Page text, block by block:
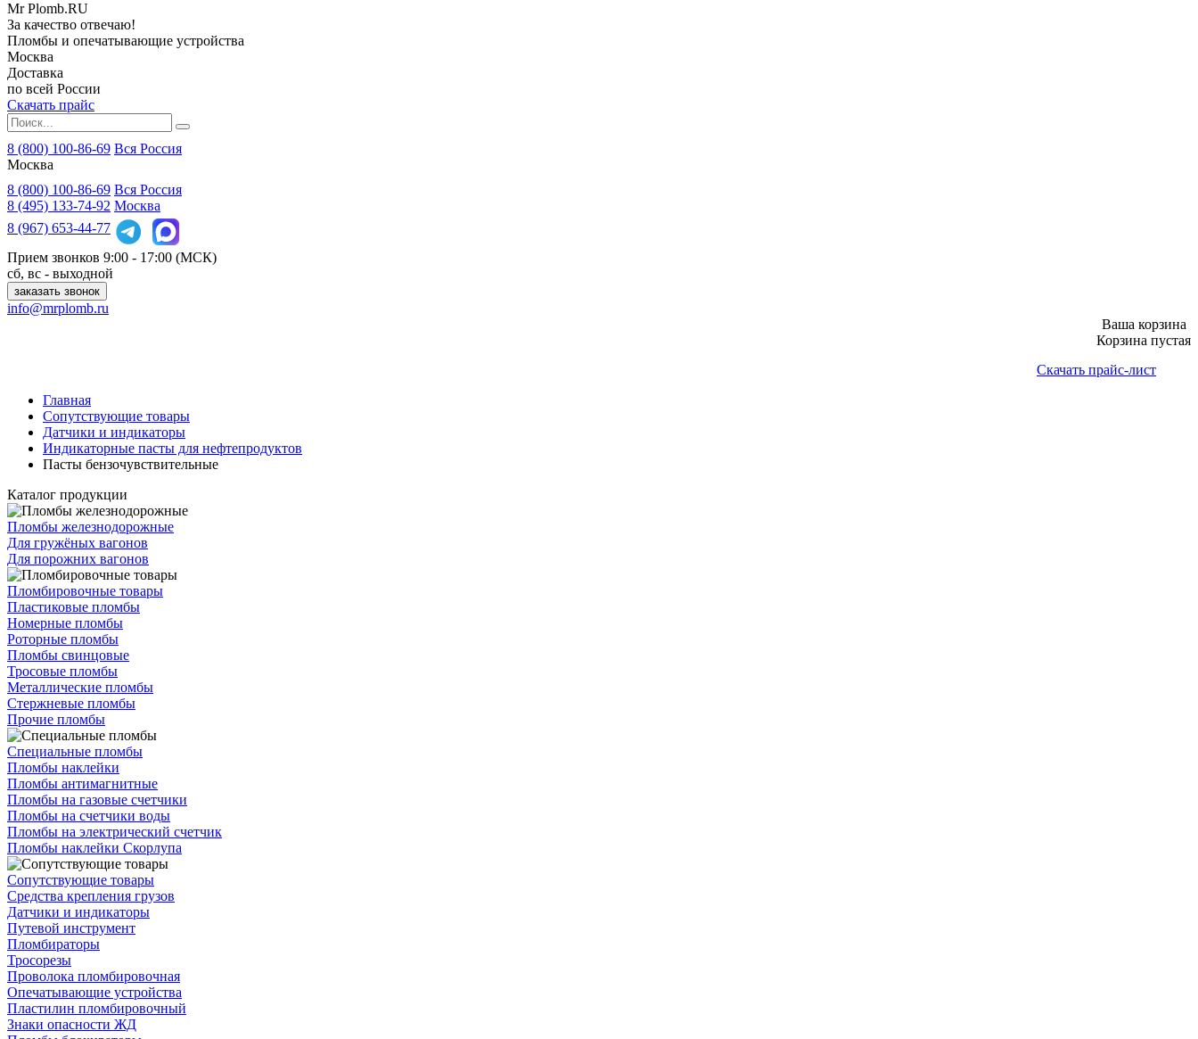
MrPlomb.RU
За качество отвечаю!
Пломбы и опечатывающие устройства
Москва
Доставка
по всей России
Скачать прайс
8 (800) 100-86-69 Вся Россия
Москва
8 (800) 100-86-69 Вся Россия
8 (495) 133-74-92 Москва
8 (967) 653-44-77
Прием звонков 9:00 - 17:00 (МСК)
сб, вс - выходной
заказать звонок
info@mrplomb.ru
Ваша корзина
Корзина пустая
Скачать прайс-лист
Главная
Сопутствующие товары
Датчики и индикаторы
Индикаторные пасты для нефтепродуктов
Пасты бензочувствительные
Каталог продукции
Пломбы железнодорожные
Для гружёных вагонов
Для порожних вагонов
Пломбировочные товары
Пластиковые пломбы
Номерные пломбы
Роторные пломбы
Пломбы свинцовые
Тросовые пломбы
Металлические пломбы
Стержневые пломбы
Прочие пломбы
Специальные пломбы
Пломбы наклейки
Пломбы антимагнитные
Пломбы на газовые счетчики
Пломбы на счетчики воды
Пломбы на электрический счетчик
Пломбы наклейки Скорлупа
Сопутствующие товары
Средства крепления грузов
Датчики и индикаторы
Путевой инструмент
Пломбираторы
Тросорезы
Проволока пломбировочная
Опечатывающие устройства
Пластилин пломбировочный
Знаки опасности ЖД